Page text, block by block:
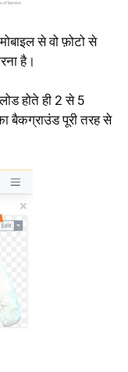
से वो फ़ोटो से
है।
होते ही 2 से 5
पूरी तरह से